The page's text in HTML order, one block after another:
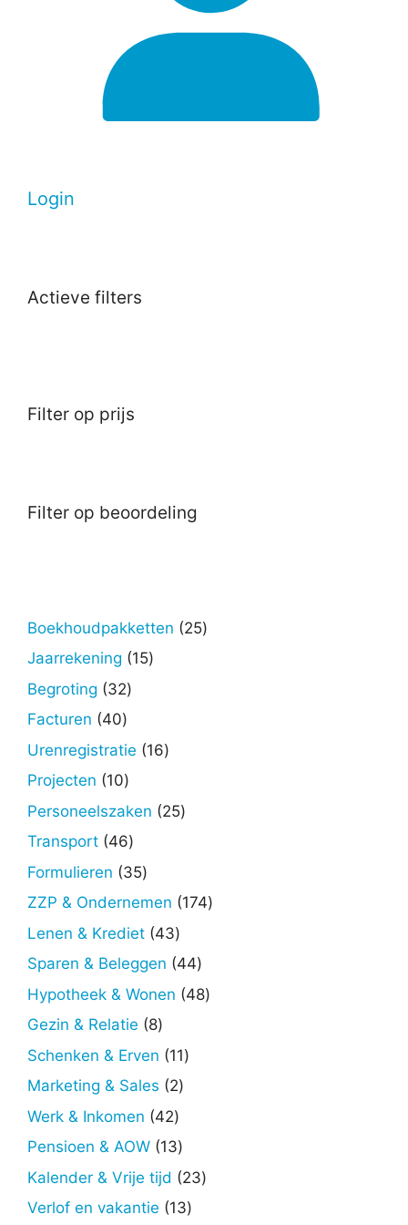
Login
Actieve filters
Filter op prijs
Filter op beoordeling
Boekhoudpakketten 2525
Jaarrekening 1515
Begroting 3232
Facturen 4040
producten
Urenregistratie 1616
Projecten 1010
producten
Personeelszaken 2525
Transport 4646
producten
Formulieren 3535
producten
ZZP & Ondernemen 174174
Lenen & Krediet 4343
producten
Sparen & Beleggen 4444
producten
Hypotheek & Wonen 4848
Gezin & Relatie 88
producten
Schenken & Erven 1111
Marketing & Sales 22
Werk & Inkomen 4242
producten
Pensioen & AOW 1313
producten
Kalender & Vrije tijd 2323
Verlof en vakantie 1313